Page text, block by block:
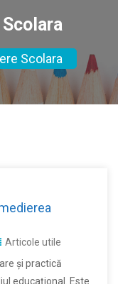
Scolara
Articole utile
și practică
educațional. Este